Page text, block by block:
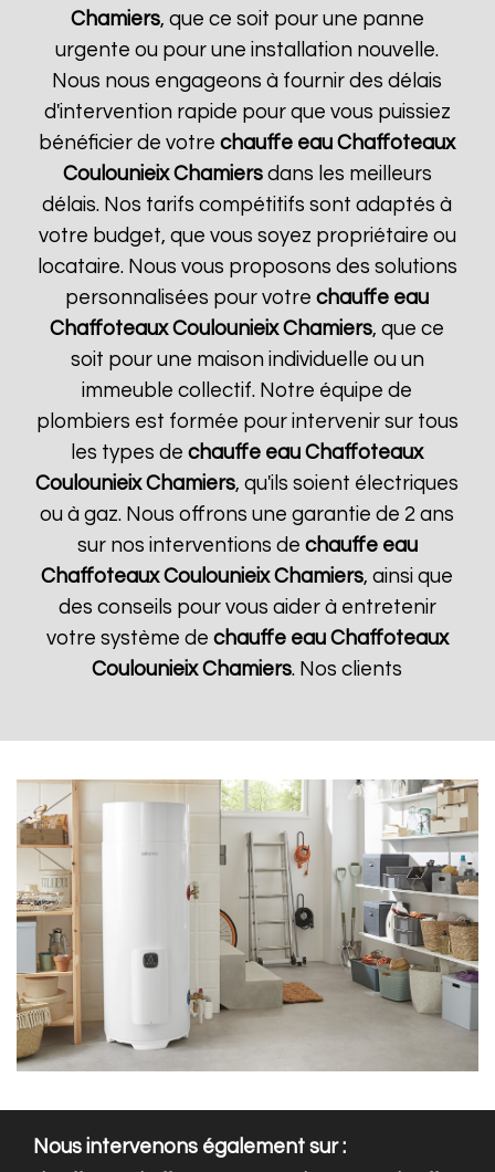
Chamiers, que ce soit pour une panne
urgente ou pour une installation nouvelle.
Nous nous engageons à fournir des délais
d'intervention rapide pour que vous puissiez
bénéficier de votrechauffe eau Chaffoteaux
Coulounieix Chamiersdans les meilleurs
délais. Nos tarifs compétitifs sont adaptés à
votre budget, que vous soyez propriétaire ou
locataire. Nous vous proposons des solutions
personnalisées pour votrechauffe eau
Chaffoteaux Coulounieix Chamiers, que ce
soit pour une maison individuelle ou un
immeuble collectif. Notre équipe de
plombiers est formée pour intervenir sur tous
les types dechauffe eau Chaffoteaux
Coulounieix Chamiers, qu'ils soient électriques
ou à gaz. Nous offrons une garantie de 2 ans
sur nos interventions de chauffe eau
Chaffoteaux Coulounieix Chamiers, ainsi que
des conseils pour vous aider à entretenir
votre système de chauffe eau Chaffoteaux
Coulounieix Chamiers. Nos clients
Nous intervenons également sur :